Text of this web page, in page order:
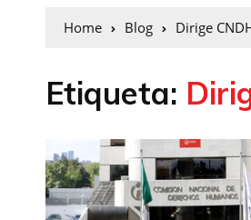
Home Blog Dirige
Etiqueta: